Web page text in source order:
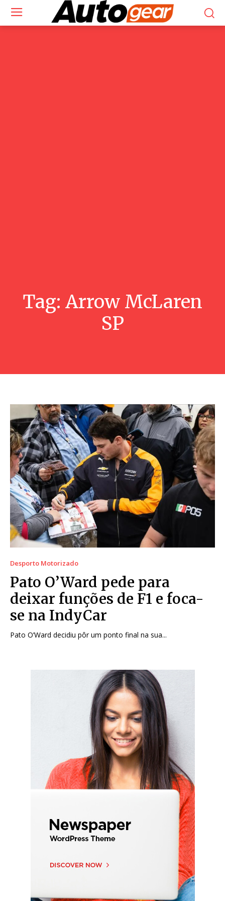
Tag: Arrow McLaren
SP
Desporto Motorizado
Pato O’Ward pede para
deixar funções de F1 e foca-
se na IndyCar
Pato O’Ward decidiu pôr um ponto final na sua...